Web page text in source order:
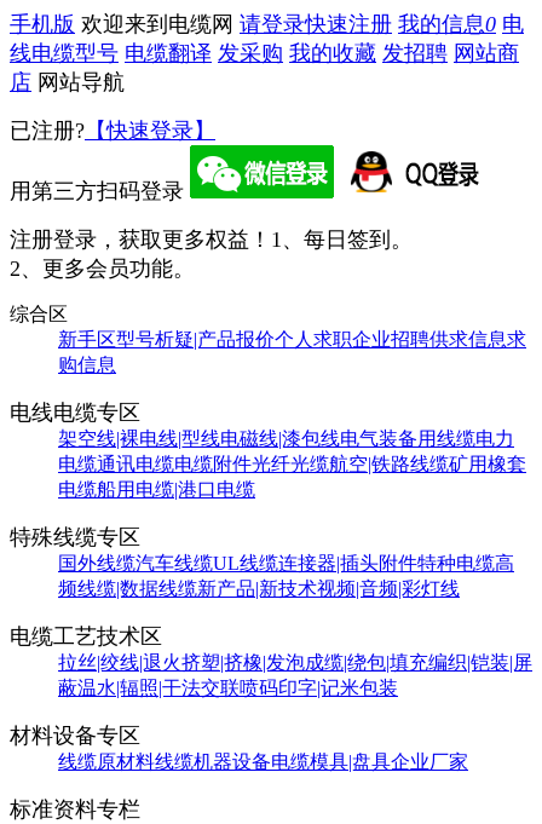
手机版 欢迎来到电缆网 请登录快速注册 我的信息0 电
线电缆型号 电缆翻译 发采购 我的收藏 发招聘 网站商
店 网站导航
已注册? 【快速登录】
用第三方扫码登录
注册登录，获取更多权益！ 1、每日签到。
2、更多会员功能。
综合区
新手区型号析疑|产品报价个人求职企业招聘供求信息求
购信息
电线电缆专区
架空线|裸电线|型线电磁线|漆包线电气装备用线缆电力
电缆通讯电缆电缆附件光纤光缆航空|铁路线缆矿用橡套
电缆船用电缆|港口电缆
特殊线缆专区
国外线缆汽车线缆UL线缆连接器|插头附件特种电缆高
频线缆|数据线缆新产品|新技术视频|音频|彩灯线
电缆工艺技术区
拉丝|绞线|退火挤塑|挤橡|发泡成缆|绕包|填充编织|铠装|屏
蔽温水|辐照|干法交联喷码印字|记米包装
材料设备专区
线缆原材料线缆机器设备电缆模具|盘具企业厂家
标准资料专栏